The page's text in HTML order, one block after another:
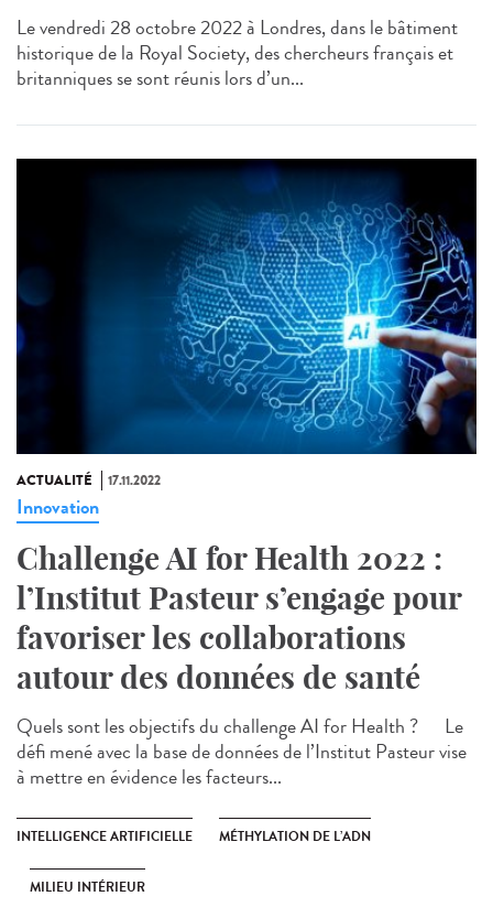
Le vendredi 28 octobre 2022 à Londres, dans le bâtiment
historique de la Royal Society, des chercheurs français et
britanniques se sont réunis lors d’un...
ACTUALITÉ 17.11.2022
Innovation
Challenge AI for Health 2022 :
l’Institut Pasteur s’engage pour
favoriser les collaborations
autour des données de santé
Quels sont les objectifs du challenge AI for Health ? Le
défi mené avec la base de données de l’Institut Pasteur vise
à mettre en évidence les facteurs...
INTELLIGENCE ARTIFICIELLE MÉTHYLATION DE L’ADN
MILIEU INTÉRIEUR